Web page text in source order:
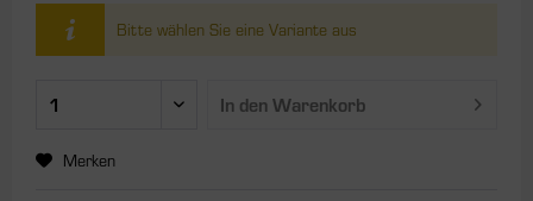
Bitte wählen Sie eine Variante aus
In den Warenkorb
Merken